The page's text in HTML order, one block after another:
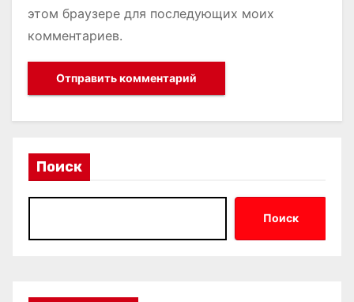
этом браузере для последующих моих
комментариев.
Поиск
Поиск